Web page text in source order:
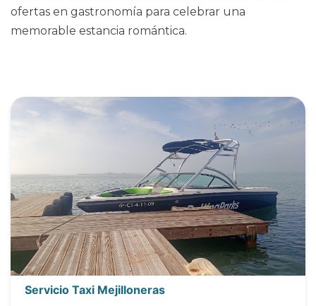
ofertas en gastronomía para celebrar una
memorable estancia romántica.
Servicio Taxi Mejilloneras